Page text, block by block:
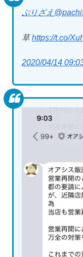
ぶりざえ
草https://t.co/
2020/04/14